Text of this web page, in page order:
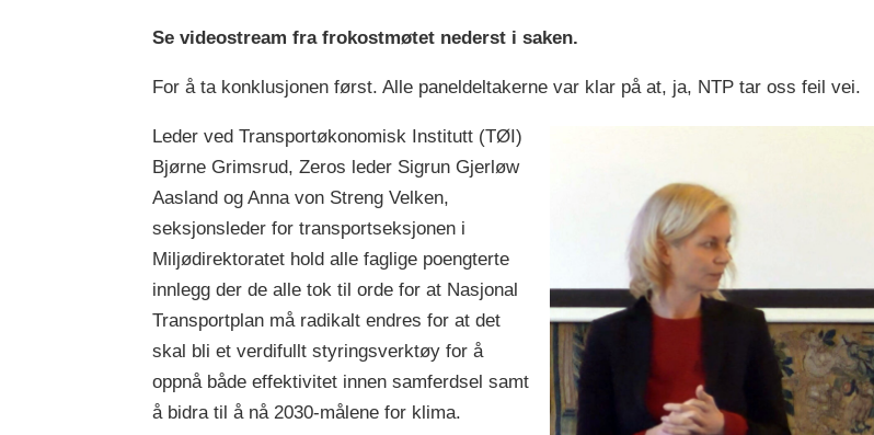
Se videostream fra frokostmøtet nederst i saken.
For å ta konklusjonen først. Alle paneldeltakerne var klar på at, ja, NTP tar oss feil vei.
Leder ved Transportøkonomisk Institutt (TØI)
Bjørne Grimsrud, Zeros leder Sigrun Gjerløw
Aasland og Anna von Streng Velken,
seksjonsleder for transportseksjonen i
Miljødirektoratet hold alle faglige poengterte
innlegg der de alle tok til orde for at Nasjonal
Transportplan må radikalt endres for at det
skal bli et verdifullt styringsverktøy for å
oppnå både effektivitet innen samferdsel samt
å bidra til å nå 2030-målene for klima.